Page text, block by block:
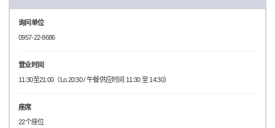
询问单位
0957-22-8686
营业时间
11:30至21:00（Lo.20:30 / 午餐供应时间 11:30 至 14:30）
座席
22个座位